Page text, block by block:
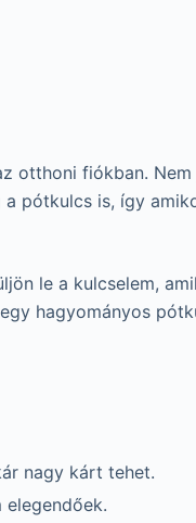
otthoni fiókban.
pótkulcs is, így
le a kulcselem,
hagyományos
nagy kárt tehet.